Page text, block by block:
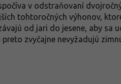
v odstraňovaní
tohtoročných výhonov,
od jari do jesene, aby sa
zvyčajne nevyžadujú